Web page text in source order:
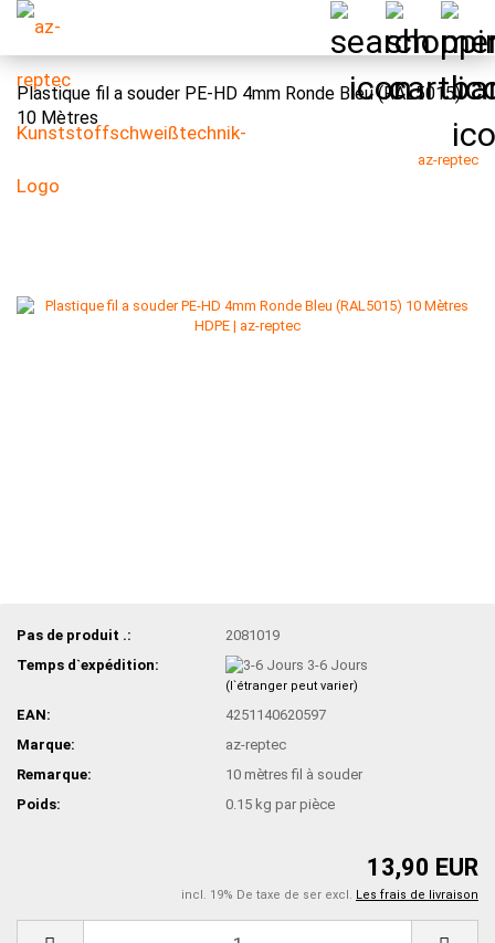
Plastique fil a souder PE-HD 4mm Ronde Bleu (RAL5015)
10 Mètres
az-reptec
Pas de produit .:
2081019
Temps d`expédition:
3-6 Jours
(l`étranger peut varier)
EAN:
4251140620597
Marque:
az-reptec
Remarque:
10 mètres fil à souder
Poids:
0.15 kg par pièce
13,90 EUR
incl. 19% De taxe de ser excl. Les frais de livraison